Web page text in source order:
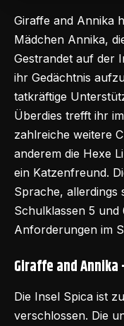
Giraffe and Annika
Mädchen Annika,
Gestrandet auf der
ihr Gedächtnis
tatkräftige
Überdies trefft ihr
zahlreiche weitere
anderem die Hexe
ein Katzenfreund.
Sprache, allerdings
Schulklassen 5 und
Anforderungen im
Giraffe and
Die Insel Spica ist
verschlossen. Die